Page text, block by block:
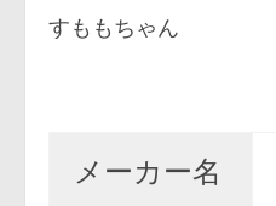
すももちゃん
メーカー名